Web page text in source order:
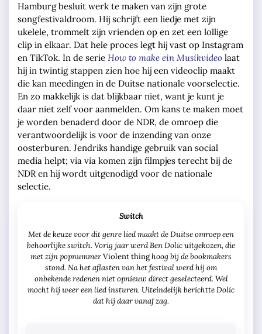
Hamburg besluit werk te maken van zijn grote
songfestivaldroom. Hij schrijft een liedje met zijn
ukelele, trommelt zijn vrienden op en zet een lollige
clip in elkaar. Dat hele proces legt hij vast op Instagram
en TikTok. In de serie How to make ein Musikvideo laat
hij in twintig stappen zien hoe hij een videoclip maakt
die kan meedingen in de Duitse nationale voorselectie.
En zo makkelijk is dat blijkbaar niet, want je kunt je
daar niet zelf voor aanmelden. Om kans te maken moet
je worden benaderd door de NDR, de omroep die
verantwoordelijk is voor de inzending van onze
oosterburen. Jendriks handige gebruik van social
media helpt; via via komen zijn filmpjes terecht bij de
NDR en hij wordt uitgenodigd voor de nationale
selectie.
Switch
Met de keuze voor dit genre lied maakt de Duitse omroep een
behoorlijke switch. Vorig jaar werd Ben Dolic uitgekozen, die
met zijn popnummerViolent thinghoog bij de bookmakers
stond. Na het aflasten van het festival werd hij om
onbekende redenen niet opnieuw direct geselecteerd. Wel
mocht hij weer een lied insturen. Uiteindelijk berichtte Dolic
dat hij daar vanaf zag.